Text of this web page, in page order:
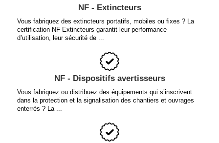
NF - Extincteurs
Vous fabriquez des extincteurs portatifs, mobiles ou fixes ? La
certification NF Extincteurs garantit leur performance
d’utilisation, leur sécurité de ...
NF - Dispositifs avertisseurs
Vous fabriquez ou distribuez des équipements qui s’inscrivent
dans la protection et la signalisation des chantiers et ouvrages
enterrés ? La ...